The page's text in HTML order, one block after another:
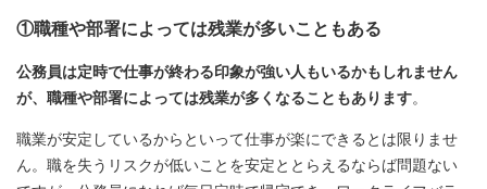
①職種や部署によっては残業が多いこともある
公務員は定時で仕事が終わる印象が強い人もいるかもしれません
が、職種や部署によっては残業が多くなることもあります。
職業が安定しているからといって仕事が楽にできるとは限りませ
ん。職を失うリスクが低いことを安定ととらえるならば問題ない